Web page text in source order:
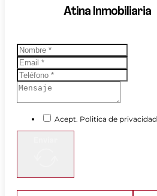
Atina Inmobiliaria
Acept. Politica de privacidad